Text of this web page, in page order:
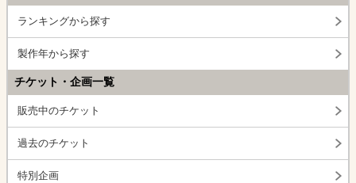
ランキングから探す
製作年から探す
チケット・企画一覧
販売中のチケット
過去のチケット
特別企画